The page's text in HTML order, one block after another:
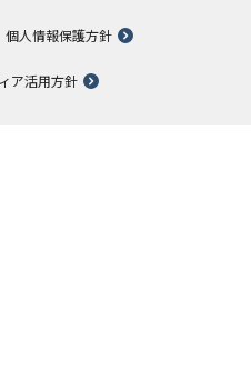
個人情報保護方針
ア活用方針